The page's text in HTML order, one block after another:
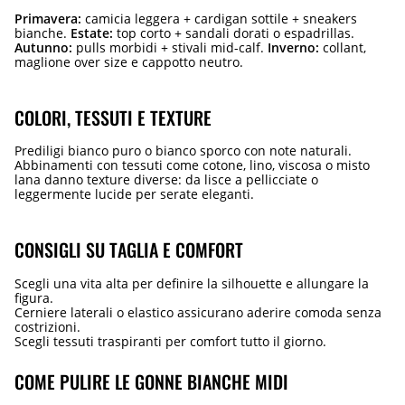
Primavera: camicia leggera + cardigan sottile + sneakers
bianche. Estate: top corto + sandali dorati o espadrillas.
Autunno: pulls morbidi + stivali mid-calf. Inverno: collant,
maglione over size e cappotto neutro.
COLORI, TESSUTI E TEXTURE
Prediligi bianco puro o bianco sporco con note naturali.
Abbinamenti con tessuti come cotone, lino, viscosa o misto
lana danno texture diverse: da lisce a pellicciate o
leggermente lucide per serate eleganti.
CONSIGLI SU TAGLIA E COMFORT
Scegli una vita alta per definire la silhouette e allungare la
figura.
Cerniere laterali o elastico assicurano aderire comoda senza
costrizioni.
Scegli tessuti traspiranti per comfort tutto il giorno.
COME PULIRE LE GONNE BIANCHE MIDI